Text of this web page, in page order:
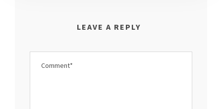
LEAVE A REPLY